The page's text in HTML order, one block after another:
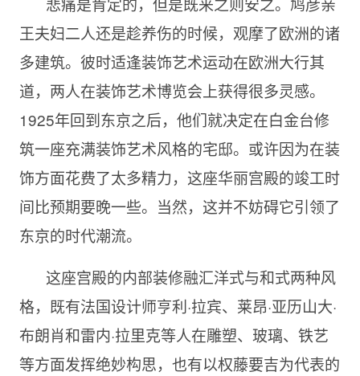
王夫妇二人还是趁养伤的时候，观摩了欧洲的诸
多建筑。彼时适逢装饰艺术运动在欧洲大行其
道，两人在装饰艺术博览会上获得很多灵感。
1925年回到东京之后，他们就决定在白金台修
筑一座充满装饰艺术风格的宅邸。或许因为在装
饰方面花费了太多精力，这座华丽宫殿的竣工时
间比预期要晚一些。当然，这并不妨碍它引领了
东京的时代潮流。
这座宫殿的内部装修融汇洋式与和式两种风
格，既有法国设计师亨利·拉宾、莱昂·亚历山大·
布朗肖和雷内·拉里克等人在雕塑、玻璃、铁艺
等方面发挥绝妙构思，也有以权藤要吉为代表的